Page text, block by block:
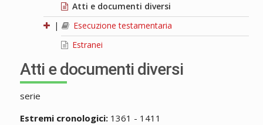
Atti e documenti diversi
|
Esecuzione testamentaria
Estranei
Atti e documenti diversi
serie
Estremi cronologici:1361 - 1411